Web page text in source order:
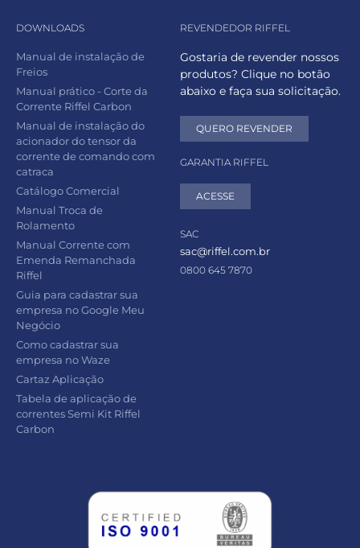
DOWNLOADS
Manual de instalação de
Freios
Manual prático - Corte da
Corrente Riffel Carbon
Manual de instalação do
acionador do tensor da
corrente de comando com
catraca
Catálogo Comercial
Manual Troca de
Rolamento
Manual Corrente com
Emenda Remanchada
Riffel
Guia para cadastrar sua
empresa no Google Meu
Negócio
Como cadastrar sua
empresa no Waze
Cartaz Aplicação
Tabela de aplicação de
correntes Semi Kit Riffel
Carbon
REVENDEDOR RIFFEL
Gostaria de revender nossos
produtos? Clique no botão
abaixo e faça sua solicitação.
QUERO REVENDER
GARANTIA RIFFEL
ACESSE
SAC
sac@riffel.com.br
0800 645 7870